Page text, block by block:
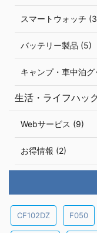
スマートウォッチ
バッテリー製品 (5)
キャンプ・車中泊
生活・ライフハッ
Webサービス (9)
お得情報 (2)
CF102DZ F050